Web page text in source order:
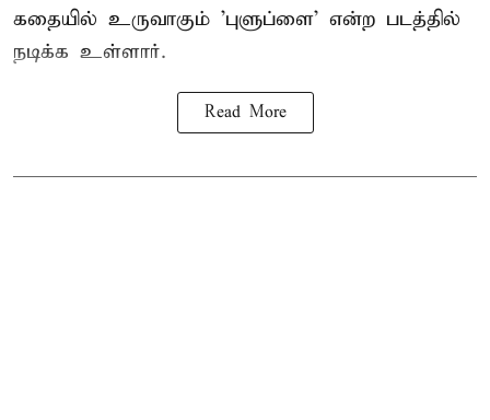
கதையில் உருவாகும் 'புளுப்ளை' என்ற படத்தில்
நடிக்க உள்ளார்.
Read More